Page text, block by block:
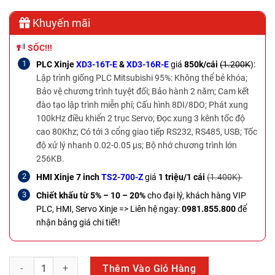
Khuyến mãi
SỐC!!!
PLC XinjeXD3-16T-E&XD3-16R-Egiá850k/cái (1.200K):
Lập trình giống PLC Mitsubishi 95%: Không thể bẻ khóa;
Bảo vệ chương trình tuyệt đối; Bảo hành 2 năm; Cam kết
đào tạo lập trình miễn phí; Cấu hình 8DI/8DO; Phát xung
100kHz điều khiển 2 trục Servo; Đọc xung 3 kênh tốc độ
cao 80Khz; Có tới 3 cổng giao tiếp RS232, RS485, USB; Tốc
độ xử lý nhanh 0.02-0.05 µs; Bộ nhớ chương trình lớn
256KB.
HMI Xinje 7 inchTS2-700-Zgiá 1 triệu/1 cái(1.400K)
Chiết khấu từ 5% – 10 – 20%cho đại lý, khách hàng VIP
PLC, HMI, Servo Xinje => Liên hệ ngay:0981.855.800để
nhận bảng giá chi tiết!
PLC Delta DVP60ES200R số lượngThêm Vào Giỏ Hàng